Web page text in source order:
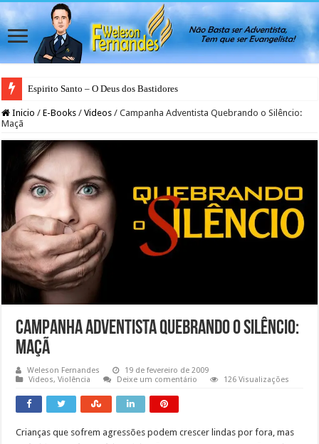
Espirito Santo – O Deus dos Bastidores
Inicio / E-Books / Videos / Campanha Adventista Quebrando o Silêncio:
Maçã
Campanha Adventista Quebrando o Silêncio:
Maçã
Weleson Fernandes
19 de fevereiro de 2009
Videos,Violência Deixe um comentário 126 Visualizações
Crianças que sofrem agressões podem crescer lindas por fora, mas